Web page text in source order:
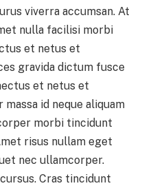
viverra accumsan. At
nulla facilisi morbi
et netus et
gravida dictum fusce
et netus et
id neque aliquam
morbi tincidunt
risus nullam eget
nec ullamcorper.
Cras tincidunt